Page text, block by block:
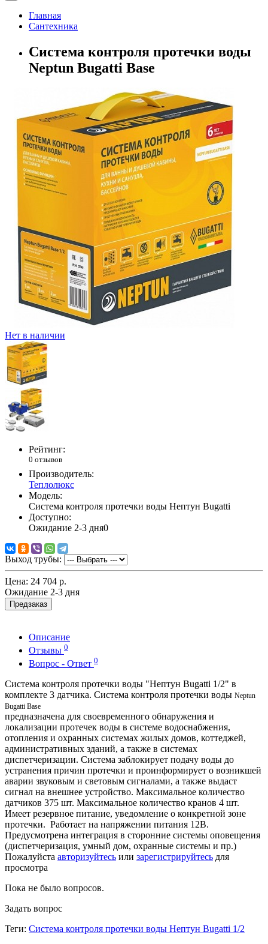
Главная
Сантехника
Система контроля протечки воды
Neptun Bugatti Base
Нет в наличии
Рейтинг:
0 отзывов
Производитель:
Теплолюкс
Модель:
Система контроля протечки воды Нептун Bugatti
Доступно:
Ожидание 2-3 дня0
Выход трубы:
Цена: 24 704 р.
Ожидание 2-3 дня
Предзаказ
Описание
Отзывы 0
Вопрос - Ответ 0
Система контроля протечки воды "Нептун Bugatti 1/2" в
комплекте 3 датчика. Система контроля протечки воды Neptun
Bugatti Base
предназначена для своевременного обнаружения и
локализации протечек воды в системе водоснабжения,
отопления и охранных системах жилых домов, коттеджей,
административных зданий, а также в системах
диспетчеризации. Система заблокирует подачу воды до
устранения причин протечки и проинформирует о возникшей
аварии звуковым и световым сигналами, а также выдаст
сигнал на внешнее устройство. Максимальное количество
датчиков 375 шт. Максимальное количество кранов 4 шт.
Имеет резервное питание, уведомление о конкретной зоне
протечки. Работает на напряжении питания 12В.
Предусмотрена интеграция в сторонние системы оповещения
(диспетчеризация, умный дом, охранные системы и пр.)
Пожалуйста авторизуйтесь или зарегистрируйтесь для
просмотра
Пока не было вопросов.
Задать вопрос
Теги: Система контроля протечки воды Нептун Bugatti 1/2